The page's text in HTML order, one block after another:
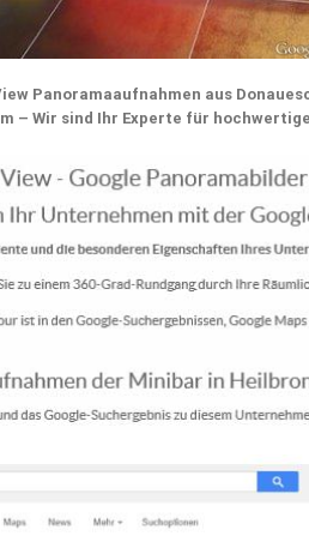
Panoramaaufnahmen aus
– Wir sind Ihr Experte für